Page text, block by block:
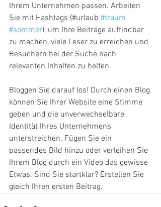
Ihrem Unternehmen passen. Arbeiten
Sie mit Hashtags (#urlaub #traum
#sommer), um Ihre Beiträge auffindbar
zu machen, viele Leser zu erreichen und
Besuchern bei der Suche nach
relevanten Inhalten zu helfen.
Bloggen Sie darauf los! Durch einen Blog
können Sie Ihrer Website eine Stimme
geben und die unverwechselbare
Identität Ihres Unternehmens
unterstreichen. Fügen Sie ein
passendes Bild hinzu oder verleihen Sie
Ihrem Blog durch ein Video das gewisse
Etwas. Sind Sie startklar? Erstellen Sie
gleich Ihren ersten Beitrag.